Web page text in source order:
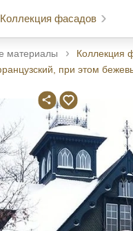
Коллекция фасадов
материалы
Коллекция
при этом